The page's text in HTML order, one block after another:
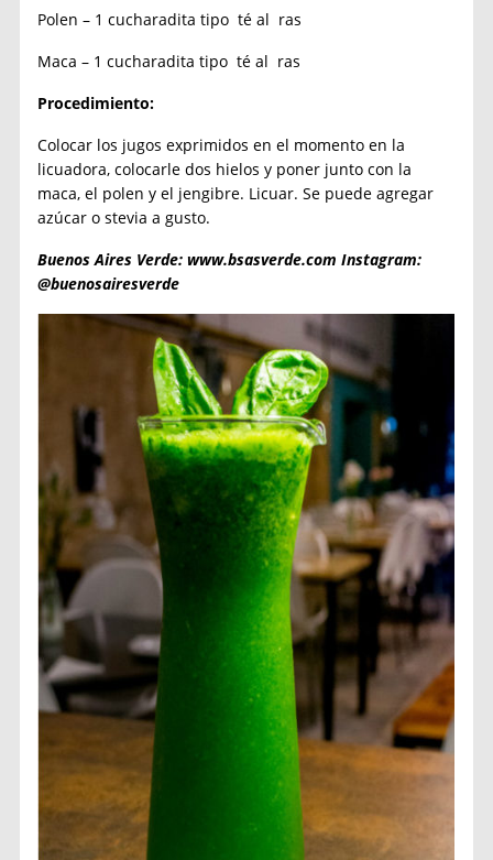
Polen – 1 cucharadita tipo té al ras
Maca – 1 cucharadita tipo té al ras
Procedimiento:
Colocar los jugos exprimidos en el momento en la
licuadora, colocarle dos hielos y poner junto con la
maca, el polen y el jengibre. Licuar. Se puede agregar
azúcar o stevia a gusto.
Buenos Aires Verde: www.bsasverde.com Instagram:
@buenosairesverde